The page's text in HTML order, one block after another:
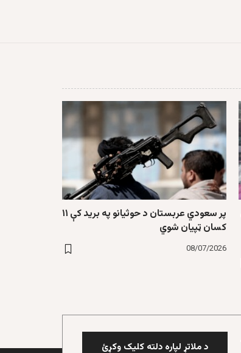
پر سعودي عربستان د حوثیانو په برید کې ۱۱
کسان ټپیان شوي
08/07/2026
د ملاتړ لپاره دلته کلیک وکړئ